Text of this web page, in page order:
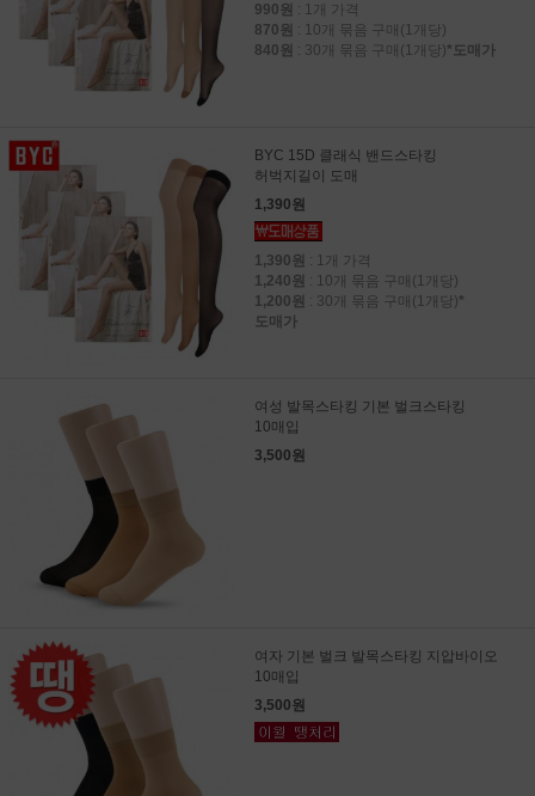
990원 : 1개 가격
870원 : 10개 묶음 구매(1개당)
840원 : 30개 묶음 구매(1개당)*도매가
BYC 15D 클래식 밴드스타킹
허벅지길이 도매
1,390원
1,390원 : 1개 가격
1,240원 : 10개 묶음 구매(1개당)
1,200원 : 30개 묶음 구매(1개당)*
도매가
여성 발목스타킹 기본 벌크스타킹
10매입
3,500원
여자 기본 벌크 발목스타킹 지압바이오
10매입
3,500원